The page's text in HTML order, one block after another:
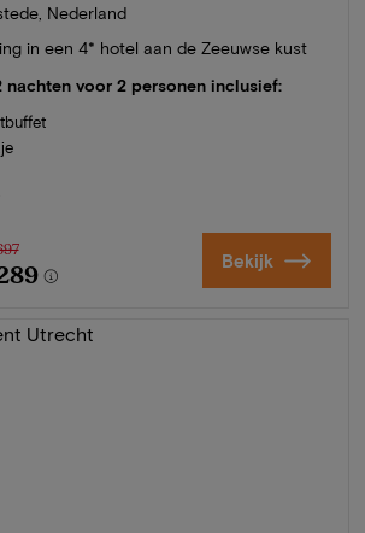
Nederland
in een 4* hotel aan de Zeeuwse kust
nachten voor 2 personen inclusief:
Bekijk